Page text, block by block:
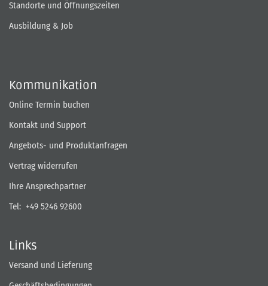
Standorte und Öffnungszeiten
Ausbildung & Job
Kommunikation
Online Termin buchen
Kontakt und Support
Angebots- und Produktanfragen
Vertrag widerrufen
Ihre Ansprechpartner
Tel: +49 5246 92600
Links
Versand und Lieferung